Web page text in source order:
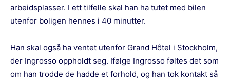
arbeidsplasser. I ett tilfelle skal han ha tutet med bilen
utenfor boligen hennes i 40 minutter.
Han skal også ha ventet utenfor Grand Hôtel i Stockholm,
der Ingrosso oppholdt seg. Ifølge Ingrosso føltes det som
om han trodde de hadde et forhold, og han tok kontakt så